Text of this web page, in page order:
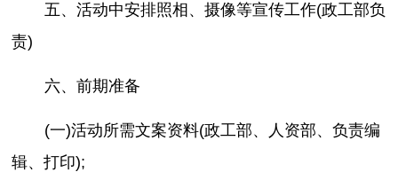
五、活动中安排照相、摄像等宣传工作(政工部负
责)
六、前期准备
(一)活动所需文案资料(政工部、人资部、负责编
辑、打印);